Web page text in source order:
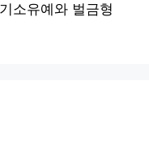
소유예와 벌금형